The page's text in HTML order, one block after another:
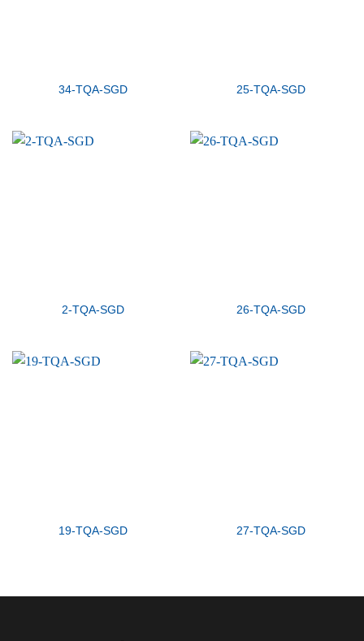
34-TQA-SGD 25-TQA-SGD
2-TQA-SGD 26-TQA-SGD
19-TQA-SGD 27-TQA-SGD